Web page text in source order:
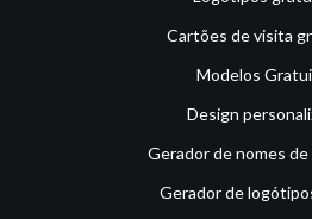
Cartões de visita
Modelos
Design
Gerador de nomes de
Gerador de